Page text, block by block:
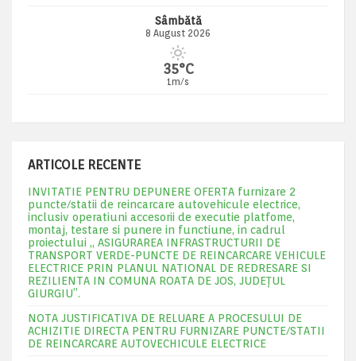
Sâmbătă
8 August 2026
35°C
1m/s
ARTICOLE RECENTE
INVITATIE PENTRU DEPUNERE OFERTA furnizare 2
puncte/statii de reincarcare autovehicule electrice,
inclusiv operatiuni accesorii de executie platfome,
montaj, testare si punere in functiune, in cadrul
proiectului „ ASIGURAREA INFRASTRUCTURII DE
TRANSPORT VERDE-PUNCTE DE REINCARCARE VEHICULE
ELECTRICE PRIN PLANUL NATIONAL DE REDRESARE SI
REZILIENTA IN COMUNA ROATA DE JOS, JUDEŢUL
GIURGIU”.
NOTA JUSTIFICATIVA DE RELUARE A PROCESULUI DE
ACHIZITIE DIRECTA PENTRU FURNIZARE PUNCTE/STATII
DE REINCARCARE AUTOVECHICULE ELECTRICE